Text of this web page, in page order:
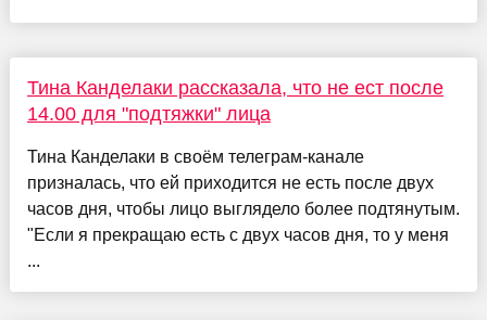
Тина Канделаки рассказала, что не ест после
14.00 для "подтяжки" лица
Тина Канделаки в своём телеграм-канале
призналась, что ей приходится не есть после двух
часов дня, чтобы лицо выглядело более подтянутым.
"Если я прекращаю есть с двух часов дня, то у меня
...